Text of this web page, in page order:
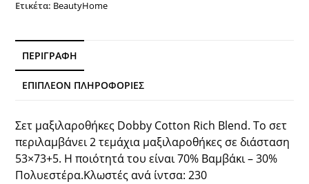
1381
Λευκό
Beauty
Home
ποσότητα
Ετικέτα: BeautyHome
ΠΕΡΙΓΡΑΦΉ
ΕΠΙΠΛΈΟΝ ΠΛΗΡΟΦΟΡΊΕΣ
Σετ μαξιλαροθήκες Dobby Cotton Rich Blend. Το σετ
περιλαμβάνει 2 τεμάχια μαξιλαροθήκες σε διάσταση
53×73+5. Η ποιότητά του είναι 70% Βαμβάκι – 30%
Πολυεστέρα.Κλωστές ανά ίντσα: 230